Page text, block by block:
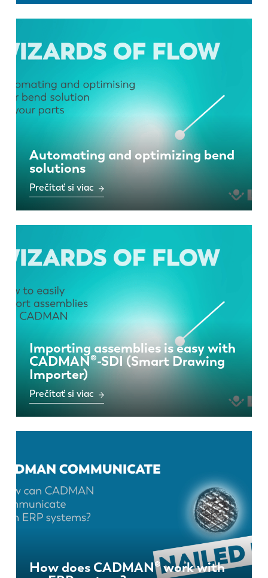
Automating and optimizing bend
solutions
Prečítať si viac
Importing assemblies is easy with
CADMAN®-SDI (Smart Drawing
Importer)
Prečítať si viac
How does CADMAN® work with